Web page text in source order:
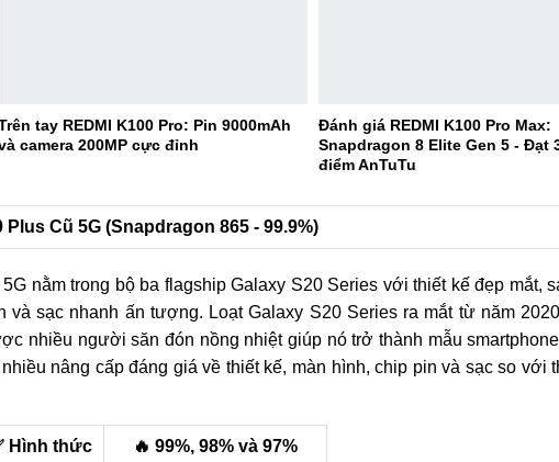
tay REDMI K100 Pro: Pin 9000mAh
camera 200MP cực đỉnh
Đánh giá REDMI K100 Pro Max:
Snapdragon 8 Elite Gen 5 - Đạt
điểm AnTuTu
Cũ 5G (Snapdragon 865 - 99.9%)
5G nằm trong bộ ba flagship Galaxy S20 Series với thiết kế đẹp mắt,
và sạc nhanh ấn tượng. Loạt Galaxy S20 Series ra mắt từ năm
nhiều người săn đón nồng nhiệt giúp nó trở thành mẫu
nâng cấp đáng giá về thiết kế, màn hình, chip pin và sạc so với
Hình thức 🔥 99%, 98% và 97%